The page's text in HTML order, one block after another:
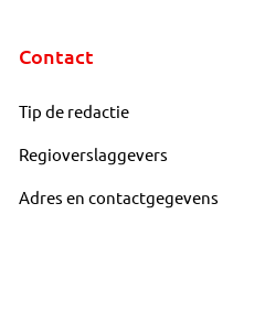
Contact
Tip de redactie
Regioverslaggevers
Adres en contactgegevens